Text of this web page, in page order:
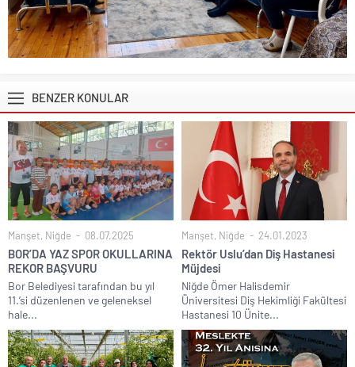
BENZER KONULAR
Manşet, Niğde 08.07.2025
BOR’DA YAZ SPOR OKULLARINA
REKOR BAŞVURU
Bor Belediyesi tarafından bu yıl
11.’si düzenlenen ve geleneksel
hale...
Manşet, Niğde 24.01.2023
Rektör Uslu’dan Diş Hastanesi
Müjdesi
Niğde Ömer Halisdemir
Üniversitesi Diş Hekimliği Fakültesi
Hastanesi 10 Ünite...